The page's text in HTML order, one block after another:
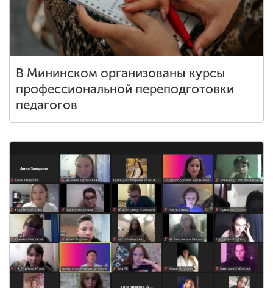
В Мининском организованы курсы
профессиональной переподготовки
педагогов